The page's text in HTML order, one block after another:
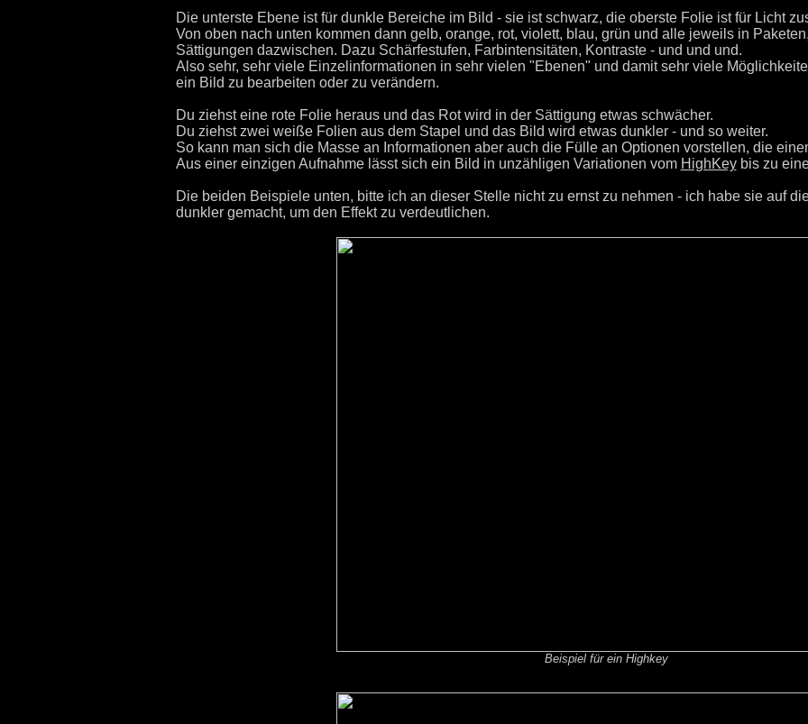
Die unterste Ebene ist für dunkle Bereiche im Bild - sie ist schwarz, die oberste Folie ist für Licht
Von oben nach unten kommen dann gelb, orange, rot, violett, blau, grün und alle jeweils in
Sättigungen dazwischen. Dazu Schärfestufen, Farbintensitäten, Kontraste - und und und.
Also sehr, sehr viele Einzelinformationen in sehr vielen "Ebenen" und damit sehr viele
ein Bild zu bearbeiten oder zu verändern.
Du ziehst eine rote Folie heraus und das Rot wird in der Sättigung etwas schwächer.
Du ziehst zwei weiße Folien aus dem Stapel und das Bild wird etwas dunkler - und so weiter.
So kann man sich die Masse an Informationen aber auch die Fülle an Optionen vorstellen, die
Aus einer einzigen Aufnahme lässt sich ein Bild in unzähligen Variationen vom HighKeybis zu
Die beiden Beispiele unten, bitte ich an dieser Stelle nicht zu ernst zu nehmen - ich habe sie auf
dunkler gemacht, um den Effekt zu verdeutlichen.
Beispiel für ein Highkey